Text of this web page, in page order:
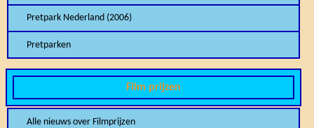
Pretpark Nederland (2006)
Pretparken
Film prijzen
Alle nieuws over Filmprijzen